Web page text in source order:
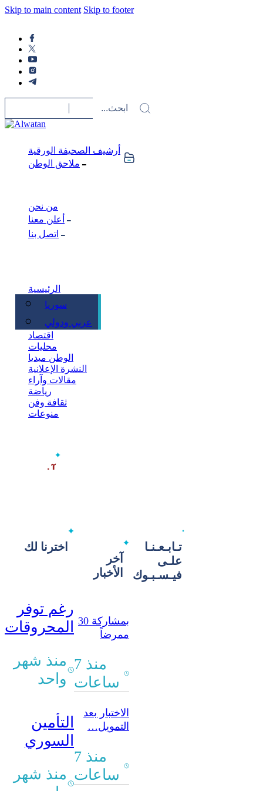
Skip to main content Skip to footer
أرشيف الصحيفة الورقية
ملاحق الوطن
من نحن
أعلن معنا
اتصل بنا
الرئيسية
سوريا
عربي ودولي
اقتصاد
محليات
الوطن ميديا
النشرة الإعلانية
مقالات وآراء
رياضة
ثقافة وفن
منوعات
‫آخر
اخترنا لك
رغم توفر
المحروقات
مستمر ..
أكاديمي
الأزمة
منذ شهر
واحد
التأمين
السوري
الأسواق
منذ شهر
آخر
الأخبار
بمشاركة 30
ممرضاً
اختتام تدريب
«رأب الفجوة
في التمريض
منذ 7
ساعات
الاختبار بعد
التمويل…
المنحة إلى
إصلاح؟
منذ 7
ساعات
تـابـعـنـا
علـى
فيـسـبـوك